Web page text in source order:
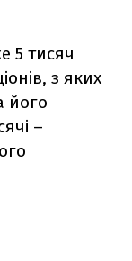
5 тисяч
з яких
його
–